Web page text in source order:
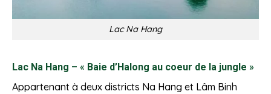
Lac Na Hang
Lac Na Hang – « Baie d’Halong au coeur de la jungle »
Appartenant à deux districts Na Hang et Lâm Binh